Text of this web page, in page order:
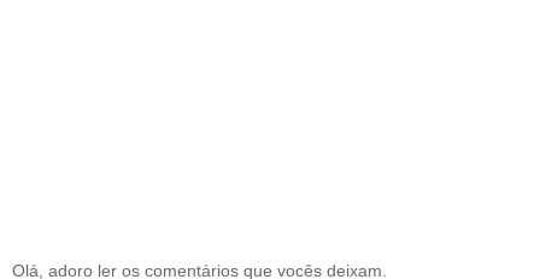
Olá, adoro ler os comentários que vocês deixam.